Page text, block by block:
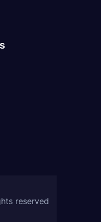
reserved